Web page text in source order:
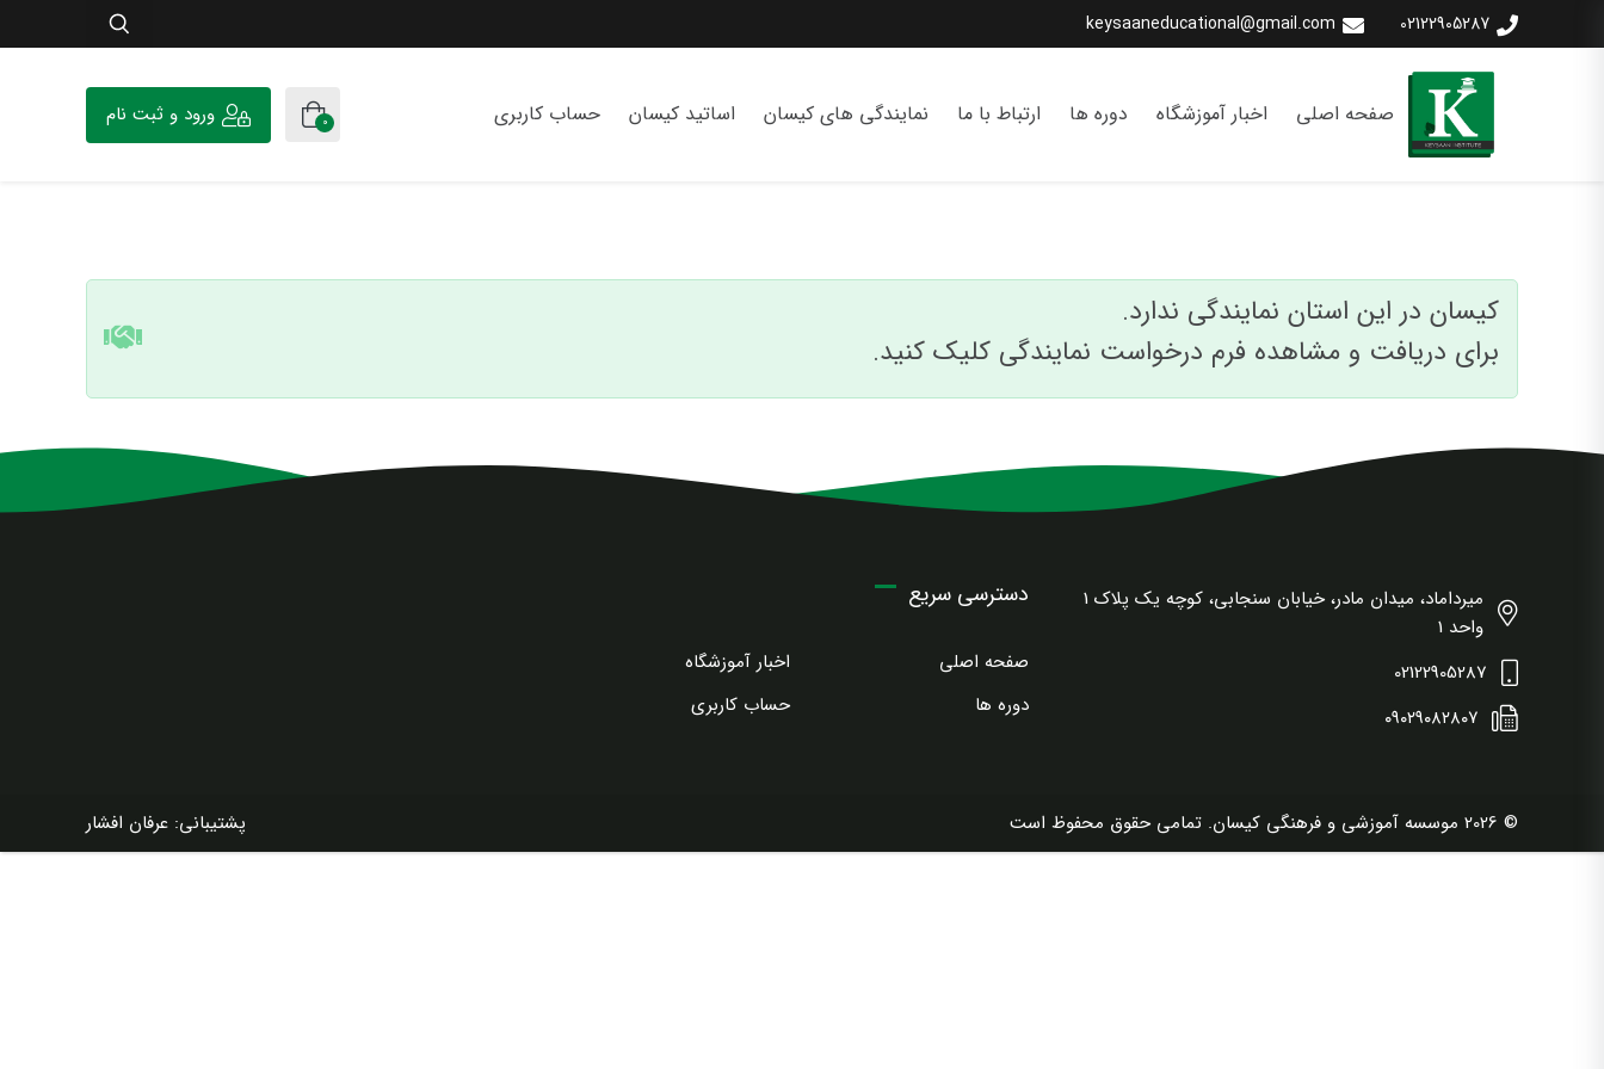
02122905287
keysaaneducational@gmail.com
صفحه اصلی اخبار آموزشگاه دوره ها ارتباط با ما نمایندگی های کیسان اساتید کیسان حساب کاربری 0 ورود و ثبت نام
کیسان در این استان نمایندگی ندارد.
برای دریافت و مشاهده فرم درخواست نمایندگی کلیک کنید.
میرداماد، میدان مادر، خیابان سنجابی، کوچه یک پلاک 1
واحد 1
02122905287
۰۹۰۲۹۰۸۲۸۰۷
دسترسی سریع
صفحه اصلی
اخبار آموزشگاه
دوره ها
حساب کاربری
© 2026 موسسه آموزشی و فرهنگی کیسان. تمامی حقوق محفوظ است پشتیبانی: عرفان افشار